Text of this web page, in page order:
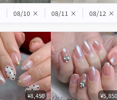
08/10 × 08/11 × 08/12 ×
¥8,450 ¥5,850